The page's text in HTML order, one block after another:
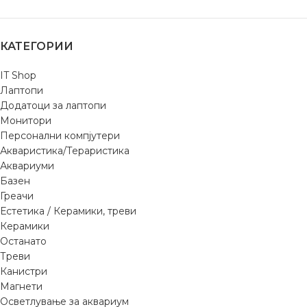
КАТЕГОРИИ
IT Shop
Лаптопи
Додатоци за лаптопи
Монитори
Персонални компјутери
Акваристика/Тераристика
Аквариуми
Базен
Греачи
Естетика / Керамики, треви
Керамики
Останато
Треви
Канистри
Магнети
Осветлување за аквариум